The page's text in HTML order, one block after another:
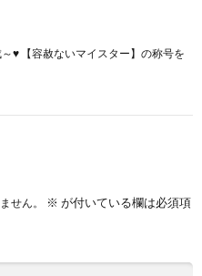
♥ 【容赦ないマイスター】の称号を
せん。 ※ が付いている欄は必須項